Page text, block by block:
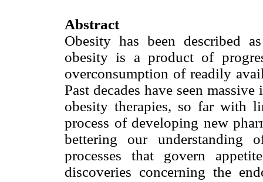
Abstract
Obesity has been described
obesity is a product of
overconsumption of readily
Past decades have seen
obesity therapies, so far with
process of developing new
bettering our understanding
processes that govern
discoveries concerning the